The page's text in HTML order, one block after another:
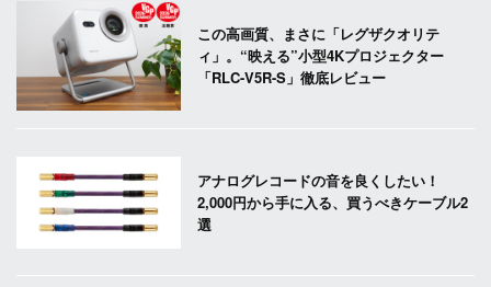
この高画質、まさに「レグザクオリテ
ィ」。“映える”小型4Kプロジェクター
「RLC-V5R-S」徹底レビュー
アナログレコードの音を良くしたい！
2,000円から手に入る、買うべきケーブル2
選